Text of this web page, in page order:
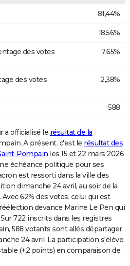
81,44%
18,56%
des votes
7,65%
des votes
2,38%
588
a officialisé le résultat de la
A présent, c'est le résultat des
Pompain les 15 et 22 mars 2026
échéance politique pour ses
est ressorti dans la ville des
dimanche 24 avril, au soir de la
62% des votes, celui qui est
devance Marine Le Pen qui
722 inscrits dans les registres
588 votants sont allés départager
24 avril. La participation s'élève
(+2 points) en comparaison de